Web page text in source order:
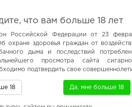
Популярное
PLONQ PLUS PRO 4000
Табак для кальяна
Alpha
Вам может понравится
что вам больше 18 лет
Российской Федерации от 23
охране здоровья граждан от
дыма и последствий
просмотра сайта
подтвердить свое
18 Да, мне больше 18